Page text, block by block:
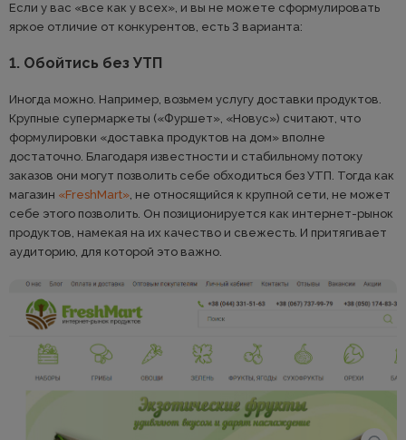
Если у вас «все как у всех», и вы не можете сформулировать
яркое отличие от конкурентов, есть 3 варианта:
1. Обойтись без УТП
Иногда можно. Например, возьмем услугу доставки продуктов.
Крупные супермаркеты («Фуршет», «Новус») считают, что
формулировки «доставка продуктов на дом» вполне
достаточно. Благодаря известности и стабильному потоку
заказов они могут позволить себе обходиться без УТП. Тогда как
магазин «FreshMart», не относящийся к крупной сети, не может
себе этого позволить. Он позиционируется как интернет-рынок
продуктов, намекая на их качество и свежесть. И притягивает
аудиторию, для которой это важно.